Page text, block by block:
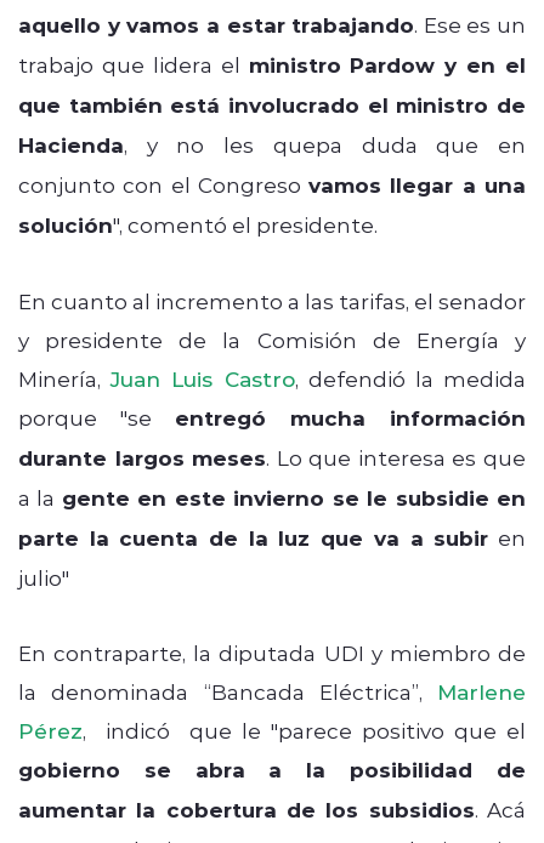
aquello y vamos a estar trabajando. Ese es un
trabajo que lidera el ministro Pardow y en el
que también está involucrado el ministro de
Hacienda, y no les quepa duda que en
conjunto con el Congresovamos llegar a una
solución", comentó el presidente.
En cuanto al incremento a las tarifas, el senador
y presidente de la Comisión de Energía y
Minería,Juan Luis Castro, defendió la medida
porque "se entregó mucha información
durante largos meses. Lo que interesa es que
a la gente en este invierno se le subsidie en
parte la cuenta de la luz que va a subir en
julio"
En contraparte, la diputada UDI y miembro de
la denominada “Bancada Eléctrica”, Marlene
Pérez, indicó que le "parece positivo que el
gobierno se abra a la posibilidad de
aumentar la cobertura de los subsidios. Acá